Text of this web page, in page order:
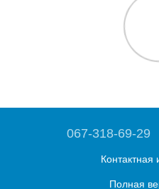
067-318-69-29
Полная